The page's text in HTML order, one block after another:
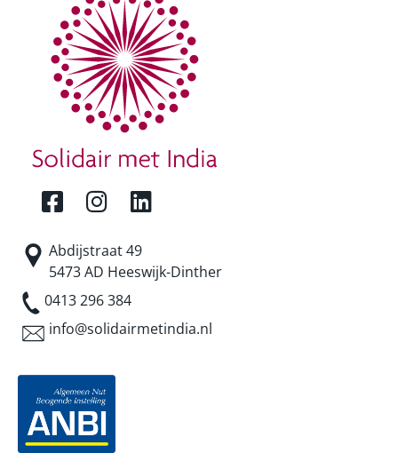
Abdijstraat 49
5473 AD Heeswijk-Dinther
0413 296 384
info@solidairmetindia.nl